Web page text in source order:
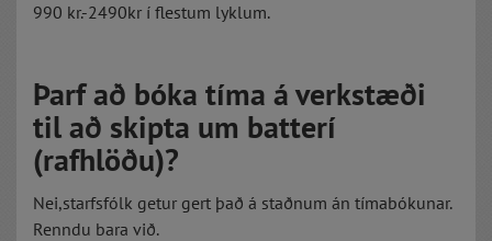
990 kr.-2490kr í flestum lyklum.
Þarf að bóka tíma á verkstæði
til að skipta um batterí
(rafhlöðu)?
Nei,starfsfólk getur gert það á staðnum án tímabókunar.
Renndu bara við.